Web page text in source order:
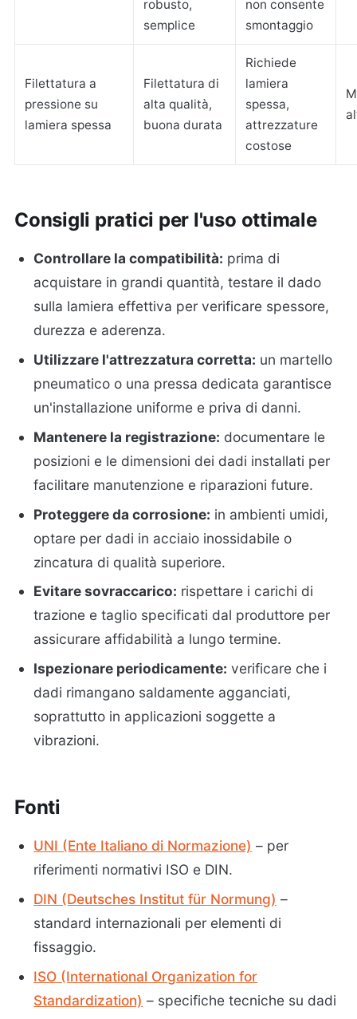
robusto,
semplice
non consente
smontaggio
Filettatura a
pressione su
lamiera spessa
Filettatura di
alta qualità,
buona durata
Richiede
lamiera
spessa,
attrezzature
costose
Consigli pratici per l'uso ottimale
Controllare la compatibilità: prima di
acquistare in grandi quantità, testare il dado
sulla lamiera effettiva per verificare spessore,
durezza e aderenza.
Utilizzare l'attrezzatura corretta: un martello
pneumatico o una pressa dedicata garantisce
un'installazione uniforme e priva di danni.
Mantenere la registrazione: documentare le
posizioni e le dimensioni dei dadi installati per
facilitare manutenzione e riparazioni future.
Proteggere da corrosione: in ambienti umidi,
optare per dadi in acciaio inossidabile o
zincatura di qualità superiore.
Evitare sovraccarico: rispettare i carichi di
trazione e taglio specificati dal produttore per
assicurare affidabilità a lungo termine.
Ispezionare periodicamente: verificare che i
dadi rimangano saldamente agganciati,
soprattutto in applicazioni soggette a
vibrazioni.
Fonti
UNI (Ente Italiano di Normazione) – per
riferimenti normativi ISO e DIN.
DIN (Deutsches Institut für Normung) –
standard internazionali per elementi di
fissaggio.
ISO (International Organization for
Standardization) – specifiche tecniche su dadi